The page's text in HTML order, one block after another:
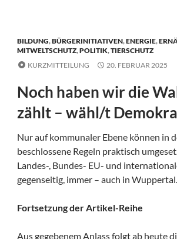
BILDUNG,BÜRGERINITIATIVEN,ENERGIE,
MITWELTSCHUTZ,POLITIK,TIERSCHUTZ
KURZMITTEILUNG
20. FEBRUAR 2025
Noch haben wir die
zählt – wähl/t
Nur auf kommunaler Ebene können in
beschlossene Regeln praktisch
Landes-, Bundes- EU- und
gegenseitig, immer – auch in Wuppertal.
Fortsetzung der Artikel-Reihe
Aus gegebenem Anlass folgt ab heute